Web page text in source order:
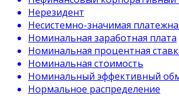
Нерезидент
Несистемно-значимая
Номинальная заработная плата
Номинальная процентная
Номинальная стоимость
Номинальный эффективный
Нормальное распределение